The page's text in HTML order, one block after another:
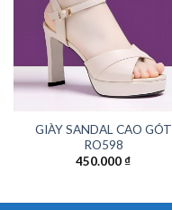
GIÀY SANDAL CAO GÓT
RO598
450.000₫